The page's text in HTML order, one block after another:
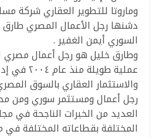
وماروتا للتطوير العقاري شركة
دشنها رجل الأعمال المصري طارق
السوري أيمن الغفير .
وطارق خليل هو رجل أعمال مصري
عملية
والاستثمار العقاري بالسوق
رجل أعمال ومستثمر سوري ومن
العديد من الخبرات الناجحة في
المختلفة بقطاعاته المختلفة في